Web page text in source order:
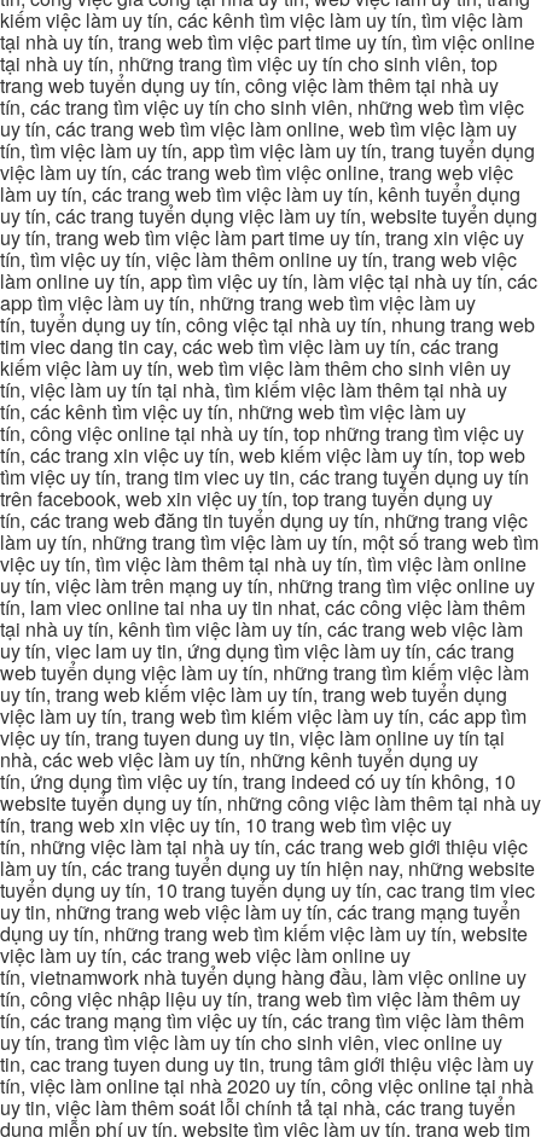
kiếm việc làm uy tín, các kênh tìm việc làm uy tín, tìm việc làm
tại nhà uy tín, trang web tìm việc part time uy tín, tìm việc online
tại nhà uy tín, những trang tìm việc uy tín cho sinh viên, top
trang web tuyển dụng uy tín, công việc làm thêm tại nhà uy
tín, các trang tìm việc uy tín cho sinh viên, những web tìm việc
uy tín, các trang web tìm việc làm online, web tìm việc làm uy
tín, tìm việc làm uy tín, app tìm việc làm uy tín, trang tuyển dụng
việc làm uy tín, các trang web tìm việc online, trang web việc
làm uy tín, các trang web tìm việc làm uy tín, kênh tuyển dụng
uy tín, các trang tuyển dụng việc làm uy tín, website tuyển dụng
uy tín, trang web tìm việc làm part time uy tín, trang xin việc uy
tín, tìm việc uy tín, việc làm thêm online uy tín, trang web việc
làm online uy tín, app tìm việc uy tín, làm việc tại nhà uy tín, các
app tìm việc làm uy tín, những trang web tìm việc làm uy
tín, tuyển dụng uy tín, công việc tại nhà uy tín, nhung trang web
tim viec dang tin cay, các web tìm việc làm uy tín, các trang
kiếm việc làm uy tín, web tìm việc làm thêm cho sinh viên uy
tín, việc làm uy tín tại nhà, tìm kiếm việc làm thêm tại nhà uy
tín, các kênh tìm việc uy tín, những web tìm việc làm uy
tín, công việc online tại nhà uy tín, top những trang tìm việc uy
tín, các trang xin việc uy tín, web kiếm việc làm uy tín, top web
tìm việc uy tín, trang tim viec uy tin, các trang tuyển dụng uy tín
trên facebook, web xin việc uy tín, top trang tuyển dụng uy
tín, các trang web đăng tin tuyển dụng uy tín, những trang việc
làm uy tín, những trang tìm việc làm uy tín, một số trang web tìm
việc uy tín, tìm việc làm thêm tại nhà uy tín, tìm việc làm online
uy tín, việc làm trên mạng uy tín, những trang tìm việc online uy
tín, lam viec online tai nha uy tin nhat, các công việc làm thêm
tại nhà uy tín, kênh tìm việc làm uy tín, các trang web việc làm
uy tín, viec lam uy tin, ứng dụng tìm việc làm uy tín, các trang
web tuyển dụng việc làm uy tín, những trang tìm kiếm việc làm
uy tín, trang web kiếm việc làm uy tín, trang web tuyển dụng
việc làm uy tín, trang web tìm kiếm việc làm uy tín, các app tìm
việc uy tín, trang tuyen dung uy tin, việc làm online uy tín tại
nhà, các web việc làm uy tín, những kênh tuyển dụng uy
tín, ứng dụng tìm việc uy tín, trang indeed có uy tín không, 10
website tuyển dụng uy tín, những công việc làm thêm tại nhà uy
tín, trang web xin việc uy tín, 10 trang web tìm việc uy
tín, những việc làm tại nhà uy tín, các trang web giới thiệu việc
làm uy tín, các trang tuyển dụng uy tín hiện nay, những website
tuyển dụng uy tín, 10 trang tuyển dụng uy tín, cac trang tim viec
uy tin, những trang web việc làm uy tín, các trang mạng tuyển
dụng uy tín, những trang web tìm kiếm việc làm uy tín, website
việc làm uy tín, các trang web việc làm online uy
tín, vietnamwork nhà tuyển dụng hàng đầu, làm việc online uy
tín, công việc nhập liệu uy tín, trang web tìm việc làm thêm uy
tín, các trang mạng tìm việc uy tín, các trang tìm việc làm thêm
uy tín, trang tìm việc làm uy tín cho sinh viên, viec online uy
tin, cac trang tuyen dung uy tin, trung tâm giới thiệu việc làm uy
tín, việc làm online tại nhà 2020 uy tín, công việc online tại nhà
uy tin, việc làm thêm soát lỗi chính tả tại nhà, các trang tuyển
dụng miễn phí uy tín, website tìm việc làm uy tín, trang web tim